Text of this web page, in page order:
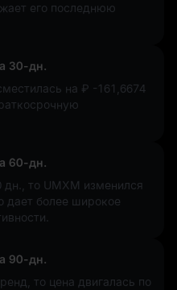
его последнюю
30-дн.
на ₽ -161,6674
60-дн.
то UMXM изменился
дает более широкое
90-дн.
то цена двигалась по